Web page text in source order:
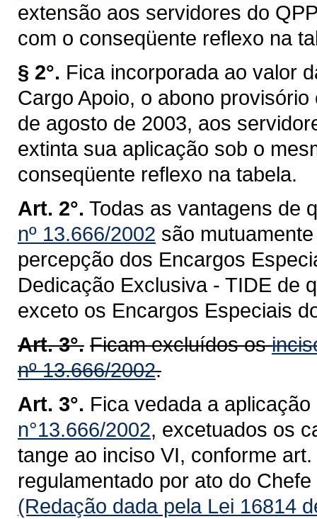
extensão aos servidores do
com o conseqüente reflexo na
§ 2°. Fica incorporada ao valor
Cargo Apoio, o abono
de agosto de 2003, aos
extinta sua aplicação sob o
conseqüente reflexo na tabela.
Art. 2°. Todas as vantagens de
nº 13.666/2002 são
percepção dos Encargos
Dedicação Exclusiva - TIDE de
exceto os Encargos Especiais
Art. 3°. Ficam excluídos os
nº 13.666/2002.
Art. 3°. Fica vedada a aplicação
n°13.666/2002, excetuados os
tange ao inciso VI, conforme
regulamentado por ato do
(Redação dada pela Lei 16814